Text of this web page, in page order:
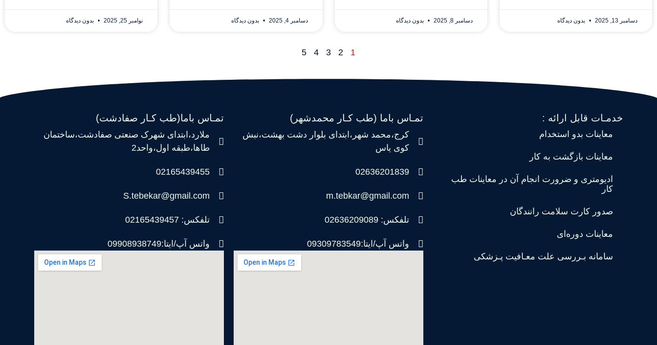
دسامبر 13, 2025 بدون دیدگاه دسامبر 8, 2025 بدون دیدگاه دسامبر 4, 2025 بدون دیدگاه نوامبر 25, 2025 بدون دیدگاه
1
2
3
4
5
خدمـات قابل ارائه :
معاینات بدو استخدام
معاینات بازگشت به کار
ادیومتری و ضرورت انجام آن در معاینات طب
کار
صدور کارت سلامت رانندگان
معاینات دوره‌ای
سامانه بـررسی علت معـافیت پـزشکی
تمـاس باما (طب کـار محمدشهر)
کرج،محمد شهر،ابتدای بلوار دشت بهشت،نبش
کوی یاس
02636201839
m.tebkar@gmail.com
تلفکس: 02636209089
واتس آپ/ایتا:09309783549
تمـاس باما(طب کـار صفادشت)
ملارد،ابتدای شهرک صنعتی صفادشت،ساختمان
طاها،طبقه اول،واحد2
02165439455
S.tebekar@gmail.com
تلفکس: 02165439457
واتس آپ/ایتا:09908938749